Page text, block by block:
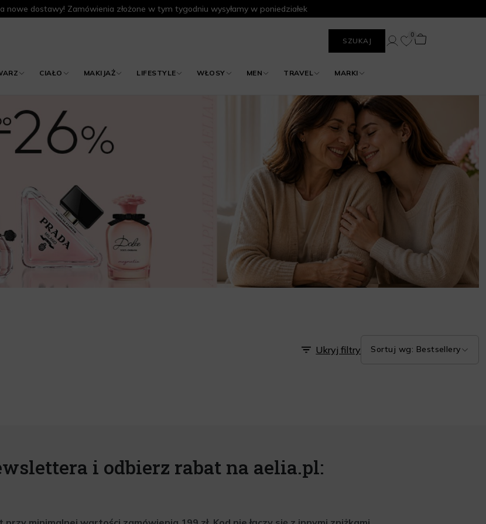
dostawy! Zamówienia złożone w tym tygodniu wysyłamy w poniedziałek
SZUKAJ
CIAŁO MAKIJAŻ LIFESTYLE WŁOSY MEN TRAVEL MARKI
0
Ukryj filtry Sortuj wg: Bestsellery
i odbierz rabat na aelia.pl: